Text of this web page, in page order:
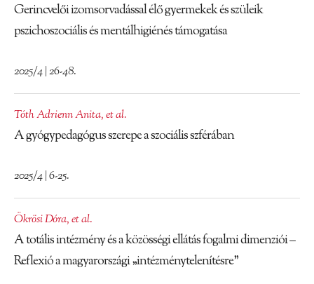
Gerincvelői izomsorvadással élő gyermekek és szüleik
pszichoszociális és mentálhigiénés támogatása
2025/4 | 26-48.
Tóth Adrienn Anita,et al.
A gyógypedagógus szerepe a szociális szférában
2025/4 | 6-25.
Ökrösi Dóra,et al.
A totális intézmény és a közösségi ellátás fogalmi dimenziói –
Reflexió a magyarországi „intézménytelenítésre”